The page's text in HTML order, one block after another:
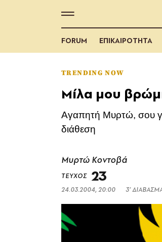
FORUM ΕΠΙΚΑΙΡΟΤΗΤΑ
TRENDING NOW
Μίλα μου
Aγαπητή Mυρτώ, σου
διάθεση
Μυρτώ Κοντοβά
ΤΕΥΧΟΣ 23
24.03.2004, 20:00 3’